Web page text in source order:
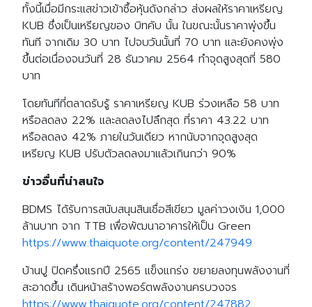
ทั้งนี้เมื่อมีกระแสข่าวเข้าซื้อหุ้นดังกล่าว ส่งผลให้ราคาเหรียญ
KUB ซึ่งเป็นเหรียญของ บิทคับ นั้น ในขณะนั้นราคาพุ่งขึ้น
ทันที จากเดิม 30 บาท ไปจบวันนั้นที่ 70 บาท และยังคงพุ่ง
ขึ้นต่อเนื่องจนวันที่ 28 ธันวาคม 2564 ทำจุดสูงสุดที่ 580
บาท
โดยทันทีที่ตลาดรับรู้ ราคาเหรียญ KUB ร่วงเหลือ 58 บาท
หรือลดลง 22% และลดลงไปลึกสุด ที่ราคา 43.22 บาท
หรือลดลง 42% ภายในวันเดียว หากนับจากจุดสูงสุด
เหรียญ KUB ปรับตัวลดลงมาแล้วเกินกว่า 90%
ข่าวอื่นที่น่าสนใจ
BDMS ได้รับการสนับสนุนสินเชื่อสีเขียว มูลค่าวงเงิน 1,000
ล้านบาท จาก TTB เพื่อพัฒนาอาคารให้เป็น Green
https://www.thaiquote.org/content/247949
บ้านปู ปิดครึ่งแรกปี 2565 แข็งแกร่ง ขยายลงทุนพลังงานที่
สะอาดขึ้น เดินหน้าสร้างพอร์ตพลังงานครบวงจร